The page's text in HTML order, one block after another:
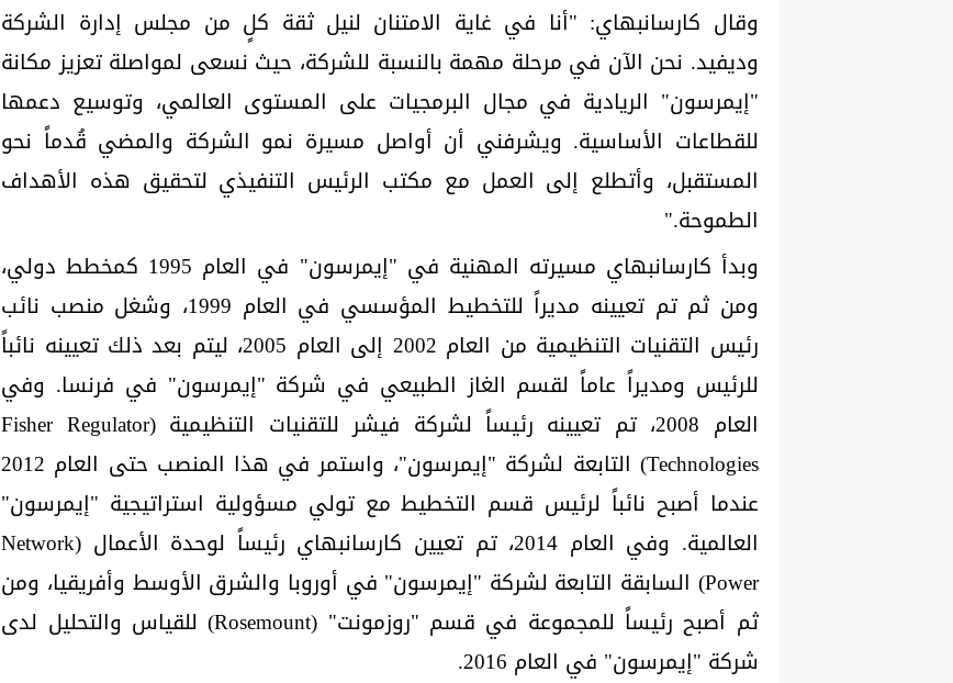
وقال كارسانبهاي: "أنا في غاية الامتنان لنيل ثقة كلٍ من مجلس إدارة الشركة
وديفيد. نحن الآن في مرحلة مهمة بالنسبة للشركة، حيث نسعى لمواصلة تعزيز مكانة
"إيمرسون" الريادية في مجال البرمجيات على المستوى العالمي، وتوسيع دعمها
للقطاعات الأساسية. ويشرفني أن أواصل مسيرة نمو الشركة والمضي قُدماً نحو
المستقبل، وأتطلع إلى العمل مع مكتب الرئيس التنفيذي لتحقيق هذه الأهداف
الطموحة."
وبدأ كارسانبهاي مسيرته المهنية في "إيمرسون" في العام 1995 كمخطط دولي،
ومن ثم تم تعيينه مديراً للتخطيط المؤسسي في العام 1999، وشغل منصب نائب
رئيس التقنيات التنظيمية من العام 2002 إلى العام 2005، ليتم بعد ذلك تعيينه نائباً
للرئيس ومديراً عاماً لقسم الغاز الطبيعي في شركة "إيمرسون" في فرنسا. وفي
العام 2008، تم تعيينه رئيساً لشركة فيشر للتقنيات التنظيمية (Fisher Regulator
Technologies) التابعة لشركة "إيمرسون"، واستمر في هذا المنصب حتى العام 2012
عندما أصبح نائباً لرئيس قسم التخطيط مع تولي مسؤولية استراتيجية "إيمرسون"
العالمية. وفي العام 2014، تم تعيين كارسانبهاي رئيساً لوحدة الأعمال (Network
Power) السابقة التابعة لشركة "إيمرسون" في أوروبا والشرق الأوسط وأفريقيا، ومن
ثم أصبح رئيساً للمجموعة في قسم "روزمونت" (Rosemount) للقياس والتحليل لدى
شركة "إيمرسون" في العام 2016.